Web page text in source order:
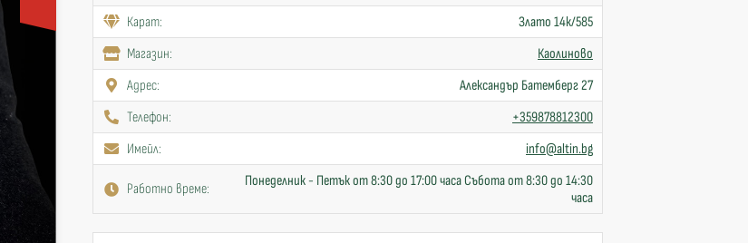
Карат:
Злато 14к/585
Mагазин:
Каолиново
Адрес:
Александър Батемберг 27
Телефон:
+359878812300
Имейл:
info@altin.bg
Работно време:
Понеделник - Петък от 8:30 до 17:00 часа Събота от 8:30 до 14:30
часа